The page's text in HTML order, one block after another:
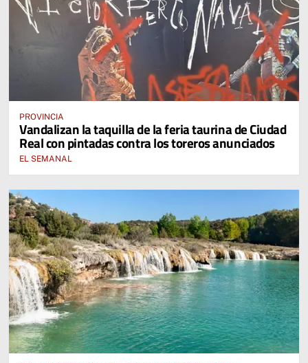
PROVINCIA
Vandalizan la taquilla de la feria taurina de Ciudad
Real con pintadas contra los toreros anunciados
EL SEMANAL